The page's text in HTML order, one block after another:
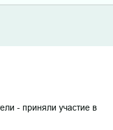
- приняли участие в